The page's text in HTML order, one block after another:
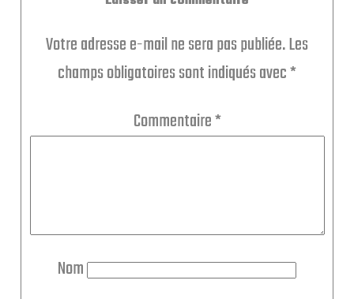
Votre adresse e-mail ne sera pas publiée.Les
champs obligatoires sont indiqués avec*
Commentaire*
Nom